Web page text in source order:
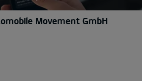
Movement GmbH